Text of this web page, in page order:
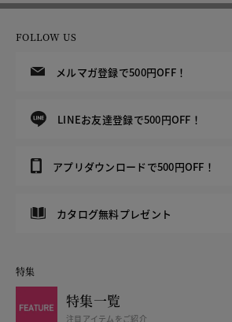
FOLLOW US
メルマガ登録で500円OFF！
LINEお友達登録で500円OFF！
アプリダウンロードで500円OFF！
カタログ無料プレゼント
特集
特集一覧
注目アイテムをご紹介